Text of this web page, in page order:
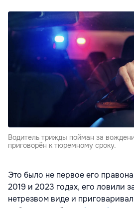
Водитель трижды пойман за
приговорён к тюремному сроку.
Это было не первое его
2019 и 2023 годах, его ловили
нетрезвом виде и